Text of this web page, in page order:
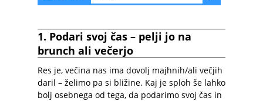
1. Podari svoj čas – pelji jo na
brunch ali večerjo
Res je, večina nas ima dovolj majhnih/ali večjih
daril – želimo pa si bližine. Kaj je sploh še lahko
bolj osebnega od tega, da podarimo svoj čas in